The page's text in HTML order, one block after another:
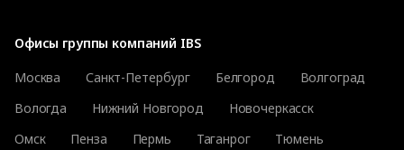
Офисы группы компаний IBS
Москва
Санкт-Петербург Белгород
Волгоград
Вологда
Нижний Новгород
Новочеркасск
Омск
Пенза Пермь Таганрог
Тюмень